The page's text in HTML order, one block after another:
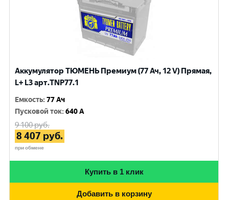
Аккумулятор ТЮМЕНЬ Премиум (77 Ач, 12 V) Прямая,
L+ L3 арт.TNP77.1
Емкость:77 Ач
Пусковой ток:640 A
9 100руб.
8 407 руб.
при обмене
Купить в 1 клик
Добавить в корзину